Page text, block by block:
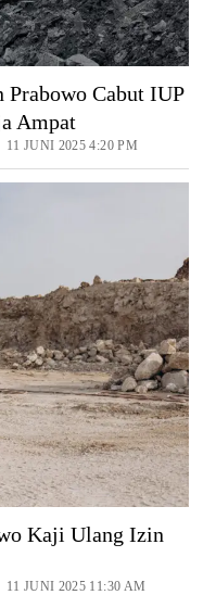
Prabowo Cabut IUP
Ampat
JUNI 2025 4:20 PM
Kaji Ulang Izin
JUNI 2025 11:30 AM